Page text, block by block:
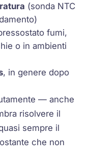
(sonda NTC
fumi,
o in ambienti
, in genere dopo
— anche
risolvere il
sempre il
che non